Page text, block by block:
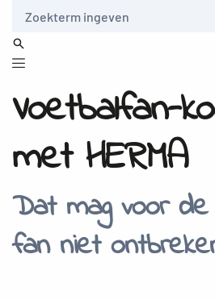
Voetbalfan-
met HERMA
Dat mag voor
fan niet